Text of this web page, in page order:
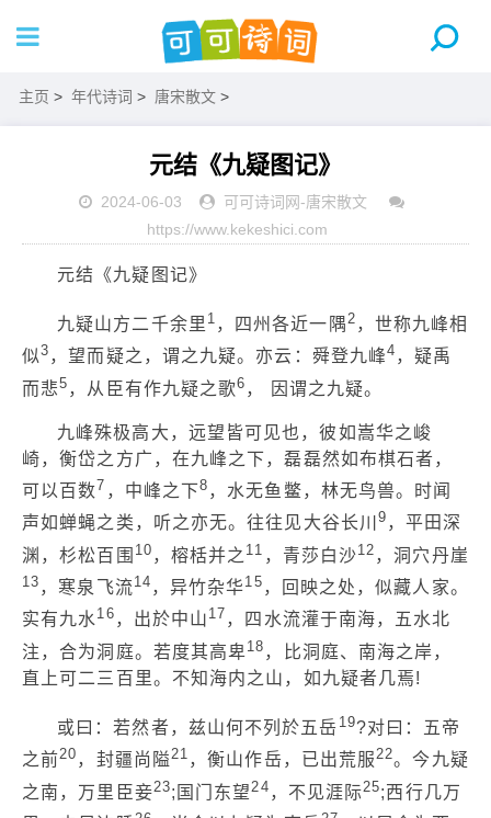
主页 > 年代诗词 > 唐宋散文 >
元结《九疑图记》
2024-06-03 可可诗词网-唐宋散文
https://www.kekeshici.com
元结《九疑图记》
九疑山方二千余里 1 ，四州各近一隅2 ，世称九峰相
似3 ，望而疑之，谓之九疑。亦云：舜登九峰4 ，疑禹
而悲5 ，从臣有作九疑之歌6 ， 因谓之九疑。
九峰殊极高大，远望皆可见也，彼如嵩华之峻
崎，衡岱之方广，在九峰之下，磊磊然如布棋石者，
可以百数7 ，中峰之下8 ，水无鱼鳖，林无鸟兽。时闻
声如蝉蝇之类，听之亦无。往往见大谷长川 9 ，平田深
渊，杉松百围 10 ，榕栝并之 11 ，青莎白沙12 ，洞穴丹崖
13 ，寒泉飞流 14 ，异竹杂华15 ，回映之处，似藏人家。
实有九水16 ，出於中山 17 ，四水流灌于南海，五水北
注，合为洞庭。若度其高卑18 ，比洞庭、南海之岸，
直上可二三百里。不知海内之山，如九疑者几焉!
或曰：若然者，兹山何不列於五岳 19?对曰：五帝
之前20 ，封疆尚隘21 ，衡山作岳，已出荒服22。今九疑
之南，万里臣妾23;国门东望24 ，不见涯际25;西行几万